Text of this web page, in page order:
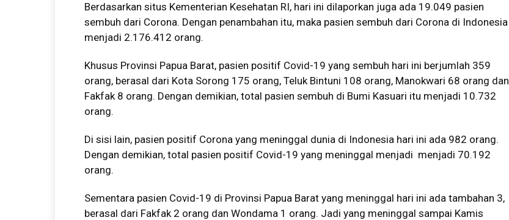
Berdasarkan situs Kementerian Kesehatan RI, hari ini dilaporkan juga ada 19.049 pasien
sembuh dari Corona. Dengan penambahan itu, maka pasien sembuh dari Corona di Indonesia
menjadi 2.176.412 orang.
Khusus Provinsi Papua Barat, pasien positif Covid-19 yang sembuh hari ini berjumlah 359
orang, berasal dari Kota Sorong 175 orang, Teluk Bintuni 108 orang, Manokwari 68 orang dan
Fakfak 8 orang. Dengan demikian, total pasien sembuh di Bumi Kasuari itu menjadi 10.732
orang.
Di sisi lain, pasien positif Corona yang meninggal dunia di Indonesia hari ini ada 982 orang.
Dengan demikian, total pasien positif Covid-19 yang meninggal menjadi menjadi 70.192
orang.
Sementara pasien Covid-19 di Provinsi Papua Barat yang meninggal hari ini ada tambahan 3,
berasal dari Fakfak 2 orang dan Wondama 1 orang. Jadi yang meninggal sampai Kamis